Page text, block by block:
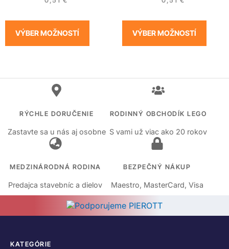
VÝBER MOŽNOSTÍ VÝBER MOŽNOSTÍ
RÝCHLE DORUČENIE
Zastavte sa u nás aj osobne
RODINNÝ OBCHODÍK LEGO
S vami už viac ako 20 rokov
MEDZINÁRODNÁ RODINA
Predajca stavebníc a dielov
BEZPEČNÝ NÁKUP
Maestro, MasterCard, Visa
KATEGÓRIE